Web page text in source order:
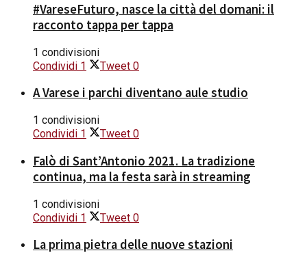
#VareseFuturo, nasce la città del domani: il
racconto tappa per tappa
1 condivisioni
Condividi 1 Tweet 0
A Varese i parchi diventano aule studio
1 condivisioni
Condividi 1 Tweet 0
Falò di Sant’Antonio 2021. La tradizione
continua, ma la festa sarà in streaming
1 condivisioni
Condividi 1 Tweet 0
La prima pietra delle nuove stazioni